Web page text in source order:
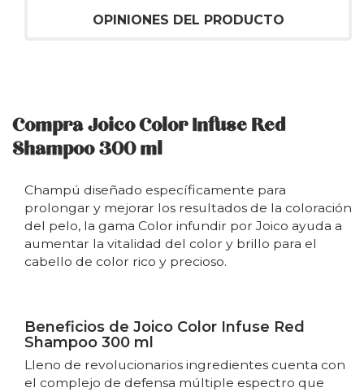
OPINIONES DEL PRODUCTO
Compra Joico Color Infuse Red
Shampoo 300 ml
Champú diseñado específicamente para
prolongar y mejorar los resultados de la coloración
del pelo, la gama Color infundir por Joico ayuda a
aumentar la vitalidad del color y brillo para el
cabello de color rico y precioso.
Beneficios de Joico Color Infuse Red
Shampoo 300 ml
Lleno de revolucionarios ingredientes cuenta con
el complejo de defensa múltiple espectro que